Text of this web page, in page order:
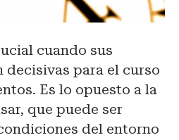
cuando sus
decisivas para el curso
Es lo opuesto a la
que puede ser
del entorno